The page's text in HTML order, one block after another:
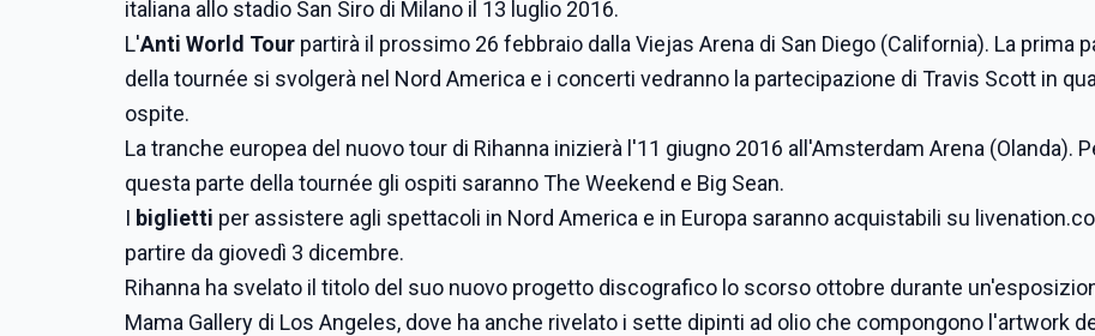
italiana allo stadio San Siro di Milano il 13 luglio 2016.
L'Anti World Tour partirà il prossimo 26 febbraio dalla Viejas Arena di San Diego (California). La prima
della tournée si svolgerà nel Nord America e i concerti vedranno la partecipazione di Travis Scott in
ospite.
La tranche europea del nuovo tour di Rihanna inizierà l'11 giugno 2016 all'Amsterdam Arena (Olanda).
questa parte della tournée gli ospiti saranno The Weekend e Big Sean.
I biglietti per assistere agli spettacoli in Nord America e in Europa saranno acquistabili su
partire da giovedì 3 dicembre.
Rihanna ha svelato il titolo del suo nuovo progetto discografico lo scorso ottobre durante
Mama Gallery di Los Angeles, dove ha anche rivelato i sette dipinti ad olio che compongono l'artwork